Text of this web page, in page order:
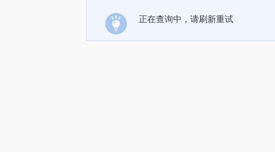
正在查询中，请刷新重试